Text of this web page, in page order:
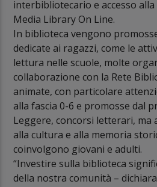
interbibliotecario e accesso
Media Library On Line.
In biblioteca vengono
dedicate ai ragazzi, come le
lettura nelle scuole, molte
collaborazione con la Rete
animate, con particolare
alla fascia 0-6 e promosse dal
Leggere, concorsi letterari, ma
alla cultura e alla memoria
coinvolgono giovani e adulti.
“Investire sulla biblioteca
della nostra comunità –